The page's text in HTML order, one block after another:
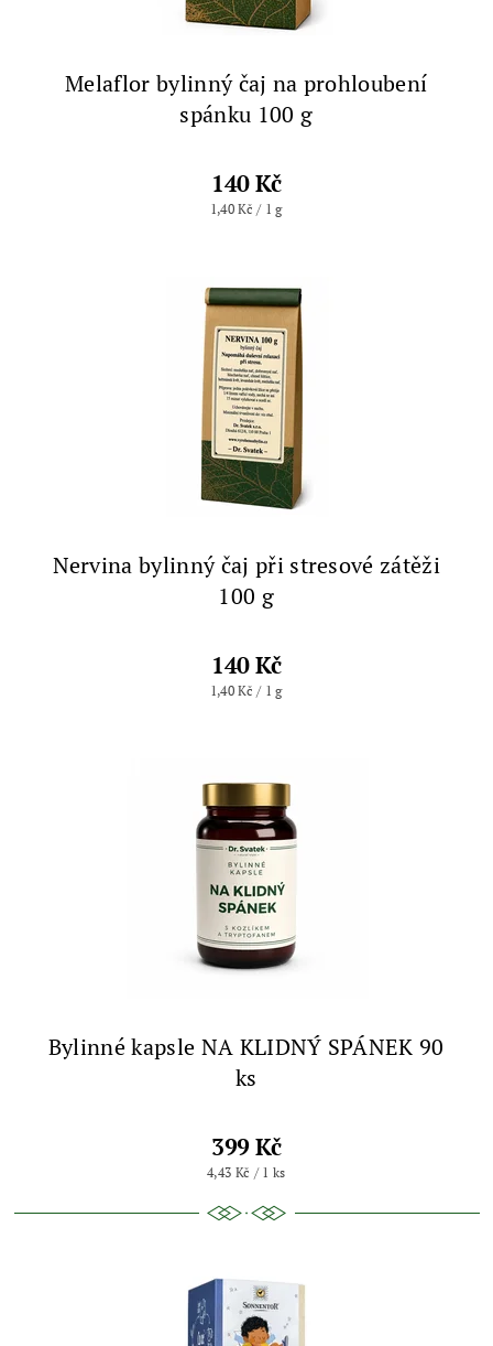
Melaflor bylinný čaj na prohloubení
spánku 100 g
140 Kč
1,40 Kč / 1 g
Nervina bylinný čaj při stresové zátěži
100 g
140 Kč
1,40 Kč / 1 g
Bylinné kapsle NA KLIDNÝ SPÁNEK 90
ks
399 Kč
4,43 Kč / 1 ks